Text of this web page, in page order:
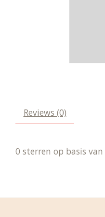
Reviews (0)
0 sterren op basis van